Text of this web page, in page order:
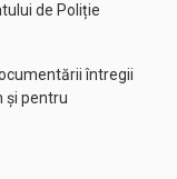
de Poliție
întregii
și pentru